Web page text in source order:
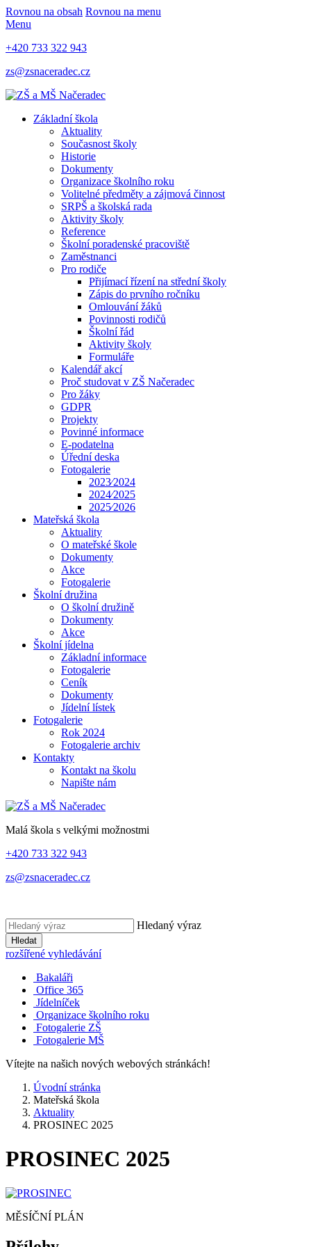
Rovnou na obsah Rovnou na menu
Menu
+420 733 322 943
zs@zsnaceradec.cz
Základní škola
Aktuality
Současnost školy
Historie
Dokumenty
Organizace školního roku
Volitelné předměty a zájmová činnost
SRPŠ a školská rada
Aktivity školy
Reference
Školní poradenské pracoviště
Zaměstnanci
Pro rodiče
Přijímací řízení na střední školy
Zápis do prvního ročníku
Omlouvání žáků
Povinnosti rodičů
Školní řád
Aktivity školy
Formuláře
Kalendář akcí
Proč studovat v ZŠ Načeradec
Pro žáky
GDPR
Projekty
Povinné informace
E-podatelna
Úřední deska
Fotogalerie
2023⁄2024
2024⁄2025
2025⁄2026
Mateřská škola
Aktuality
O mateřské škole
Dokumenty
Akce
Fotogalerie
Školní družina
O školní družině
Dokumenty
Akce
Školní jídelna
Základní informace
Fotogalerie
Ceník
Dokumenty
Jídelní lístek
Fotogalerie
Rok 2024
Fotogalerie archiv
Kontakty
Kontakt na školu
Napište nám
Malá škola s velkými možnostmi
+420 733 322 943
zs@zsnaceradec.cz
Hledaný výraz
Hledat
rozšířené vyhledávání
Bakaláři
Office 365
Jídelníček
Organizace školního roku
Fotogalerie ZŠ
Fotogalerie MŠ
Vítejte na našich nových webových stránkách!
Úvodní stránka
Mateřská škola
Aktuality
PROSINEC 2025
PROSINEC 2025
MĚSÍČNÍ PLÁN